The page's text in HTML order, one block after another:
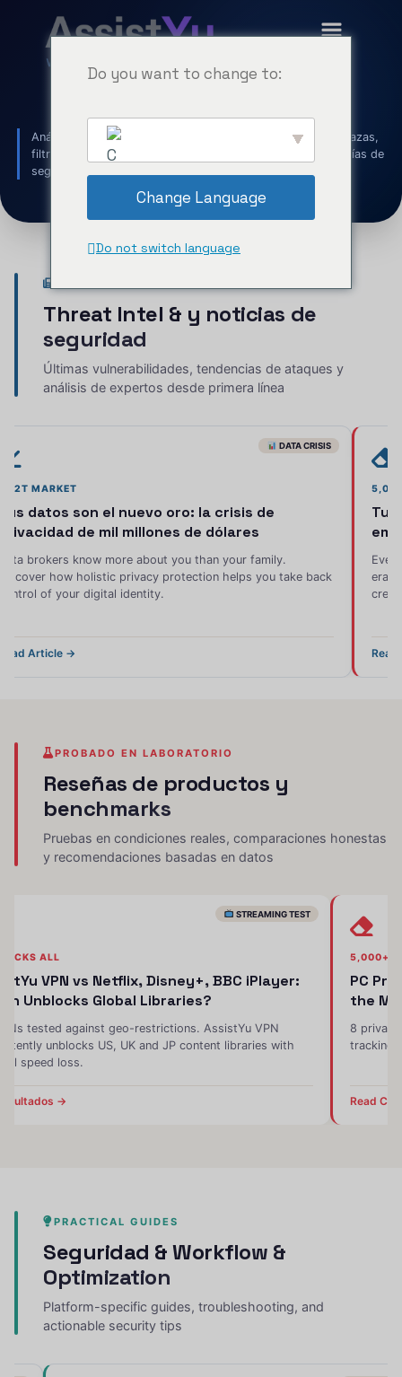
Análisis de seguridad por expertos sobre las últimas amenazas,
filtraciones de datos, vulnerabilidades zero-day y tecnologías de
seguridad emergentes — actualizado diariamente
Threat Intel & y noticias de
seguridad
Últimas vulnerabilidades, tendencias de ataques y
análisis de expertos desde primera línea
DATA CRISIS
MARKET
datos son el nuevo oro: la crisis de
de mil millones de dólares
brokers know more about you than your family.
how holistic privacy protection helps you take back
of your digital identity.
Article →
Tu
PROBADO EN LABORATORIO
Reseñas de productos y
benchmarks
Pruebas en condiciones reales, comparaciones honestas
y recomendaciones basadas en datos
STREAMING TEST
ALL
VPN vs Netflix, Disney+, BBC iPlayer:
Unblocks Global Libraries?
tested against geo-restrictions. AssistYu VPN
unblocks US, UK and JP content libraries with
speed loss.
→
5,000+
PC
the
8
tracking
Read
PRACTICAL GUIDES
Seguridad &Workflow &
Optimization
Platform-specific guides, troubleshooting, and
actionable security tips
Do you want to change to:
English
Change Language
Do not switch language